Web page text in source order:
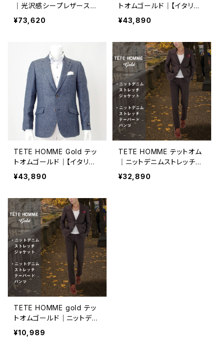
｜光沢感シープレザーステ
ンカラーブルゾン メンズ 10
25619011 ブラック
¥73,620
トオムゴールド｜【イタリア
製インポート生地使用】テー
ラードジャケット ウィンドウ
-21 ブルー
¥43,890
TETE HOMME Gold テッ
トオムゴールド｜【イタリア
製インポート生地使用】リネ
ン混テーラードジャケット
4120001-25 ネイビー
¥43,890
TETE HOMME テットオム
｜ニットデニムストレッチジ
ャケット メンズ 50322000
5-31 ブラウン
¥32,890
TETE HOMME gold テッ
トオムゴールド｜ニットデニ
ムストレッチテーパードパン
ツ メンズ 503231005-31
¥10,989